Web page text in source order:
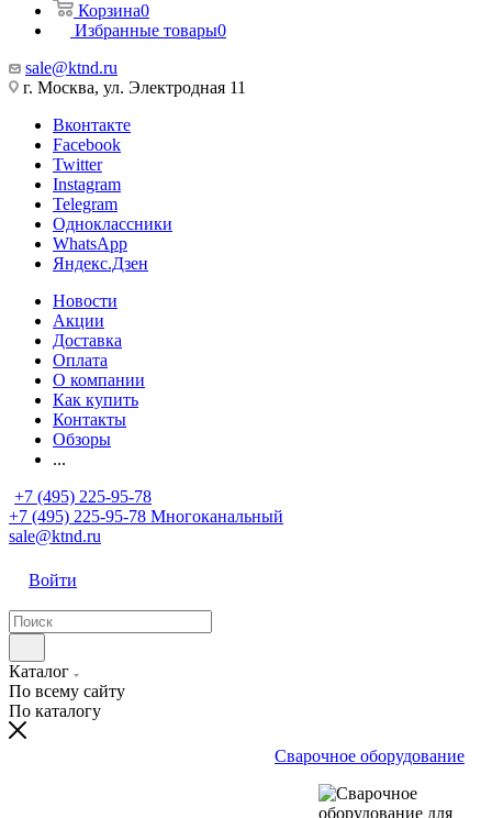
Корзина0
Избранные товары0
sale@ktnd.ru
г. Москва, ул. Электродная 11
Вконтакте
Facebook
Twitter
Instagram
Telegram
Одноклассники
WhatsApp
Яндекс.Дзен
Новости
Акции
Доставка
Оплата
О компании
Как купить
Контакты
Обзоры
...
+7 (495) 225-95-78
+7 (495) 225-95-78 Многоканальный
sale@ktnd.ru
Войти
Каталог
По всему сайту
По каталогу
Сварочное оборудование